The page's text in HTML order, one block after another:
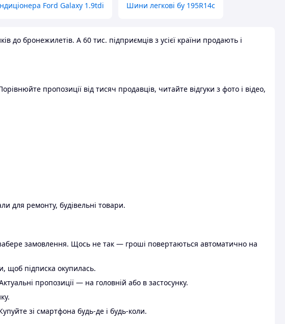
Ford Galaxy 1.9tdi Шини легкові бу 195R14c
до бронежилетів. А 60 тис. підприємців з усієї країни продають і
пропозиції від тисяч продавців, читайте відгуки з фото і відео,
для ремонту, будівельні товари.
замовлення. Щось не так — гроші повертаються автоматично на
щоб підписка окупилась.
пропозиції — на головній або в застосунку.
зі смартфона будь-де і будь-коли.